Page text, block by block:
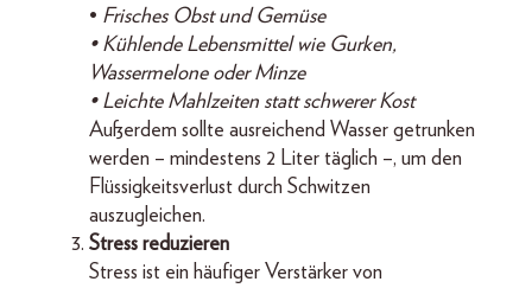
• Frisches Obst und Gemüse
• Kühlende Lebensmittel wie Gurken,
Wassermelone oder Minze
• Leichte Mahlzeiten statt schwerer Kost
Außerdem sollte ausreichend Wasser getrunken
werden – mindestens 2 Liter täglich –, um den
Flüssigkeitsverlust durch Schwitzen
auszugleichen.
Stress reduzieren
Stress ist ein häufiger Verstärker von